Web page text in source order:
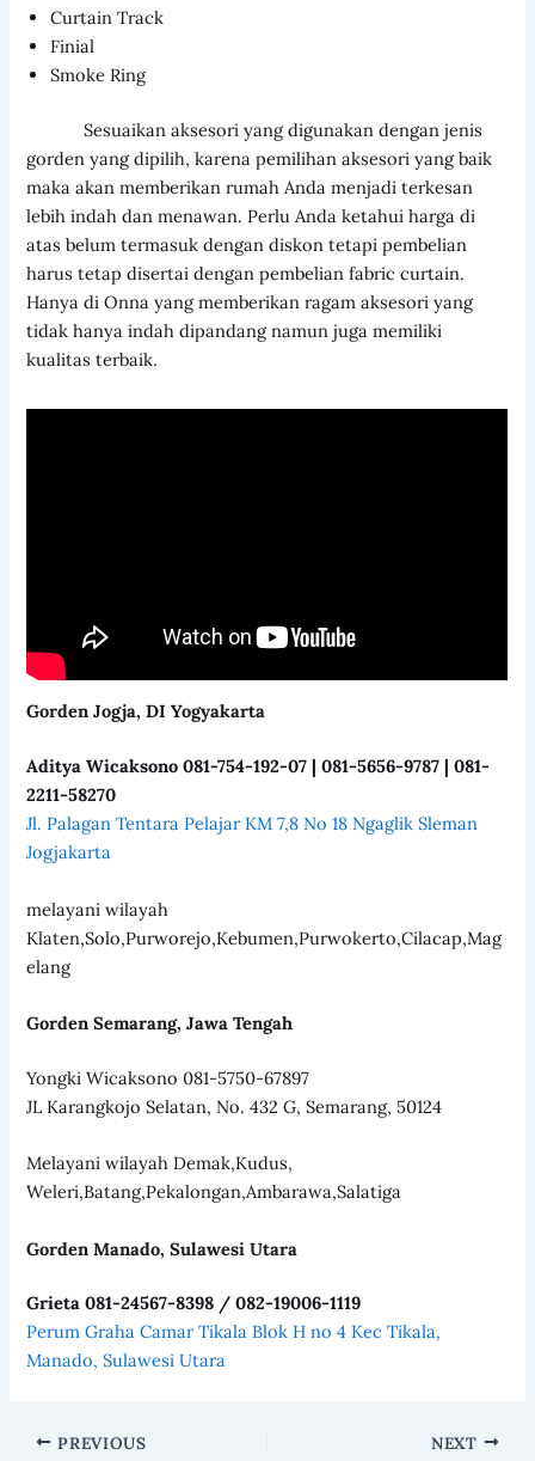
Curtain Track
Finial
Smoke Ring
Sesuaikan aksesori yang digunakan dengan jenis
gorden yang dipilih, karena pemilihan aksesori yang baik
maka akan memberikan rumah Anda menjadi terkesan
lebih indah dan menawan. Perlu Anda ketahui harga di
atas belum termasuk dengan diskon tetapi pembelian
harus tetap disertai dengan pembelian fabric curtain.
Hanya di Onna yang memberikan ragam aksesori yang
tidak hanya indah dipandang namun juga memiliki
kualitas terbaik.
Gorden Jogja, DI Yogyakarta
Aditya Wicaksono 081-754-192-07 | 081-5656-9787 | 081-
2211-58270
Jl. Palagan Tentara Pelajar KM 7,8 No 18 Ngaglik Sleman
Jogjakarta
melayani wilayah
Klaten,Solo,Purworejo,Kebumen,Purwokerto,Cilacap,Mag
elang
Gorden Semarang, Jawa Tengah
Yongki Wicaksono 081-5750-67897
JL Karangkojo Selatan, No. 432 G, Semarang, 50124
Melayani wilayah Demak,Kudus,
Weleri,Batang,Pekalongan,Ambarawa,Salatiga
Gorden Manado, Sulawesi Utara
Grieta 081-24567-8398 / 082-19006-1119
Perum Graha Camar Tikala Blok H no 4 Kec Tikala,
Manado, Sulawesi Utara
PREVIOUS NEXT